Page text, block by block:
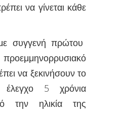
να γίνεται κάθε
συγγενή πρώτου
να ξεκινήσουν το
έλεγχο 5 χρόνια
την ηλικία της